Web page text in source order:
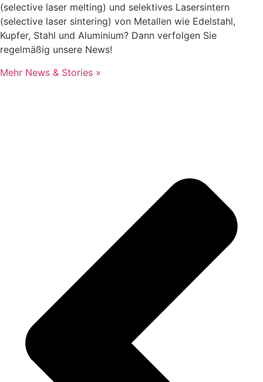
(selective laser melting) und selektives Lasersintern
(selective laser sintering) von Metallen wie Edelstahl,
Kupfer, Stahl und Aluminium? Dann verfolgen Sie
regelmäßig unsere News!
Mehr News & Stories »